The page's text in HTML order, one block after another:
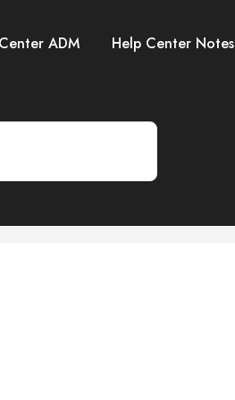
ADM Help Center Notes